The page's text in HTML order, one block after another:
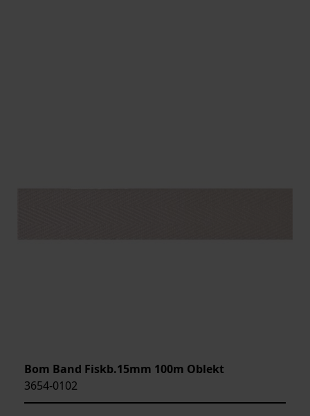
Bom Band Fiskb.15mm 100m Oblekt
3654-0102